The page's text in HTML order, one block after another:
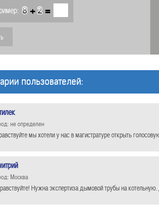
+ =
пользователей:
не определен
мы хотели у нас в магистратуре открыть
Москва
Нужна экспертиза дымовой трубы на